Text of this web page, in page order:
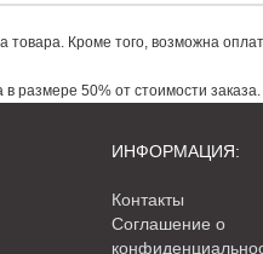
товара. Кроме того, возможна
в размере 50% от стоимости
Кроме того, возможна
размере 50% от стоимости
ИНФОРМАЦИЯ:
Контакты
Соглашение о